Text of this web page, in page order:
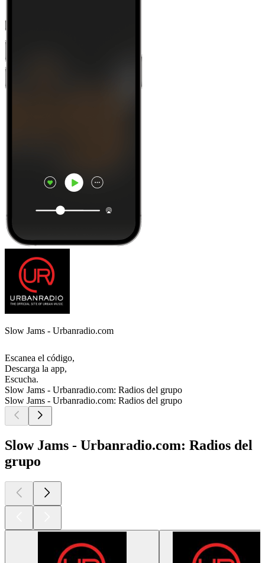
Slow Jams - Urbanradio.com
Escanea el código,
Descarga la app,
Escucha.
Slow Jams - Urbanradio.com: Radios del grupo
Slow Jams - Urbanradio.com: Radios del grupo
Slow Jams - Urbanradio.com: Radios del
grupo